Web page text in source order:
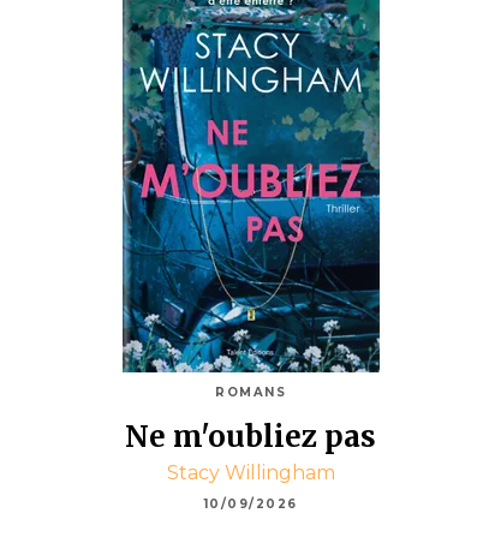
ROMANS
Ne m'oubliez pas
Stacy Willingham
10/09/2026